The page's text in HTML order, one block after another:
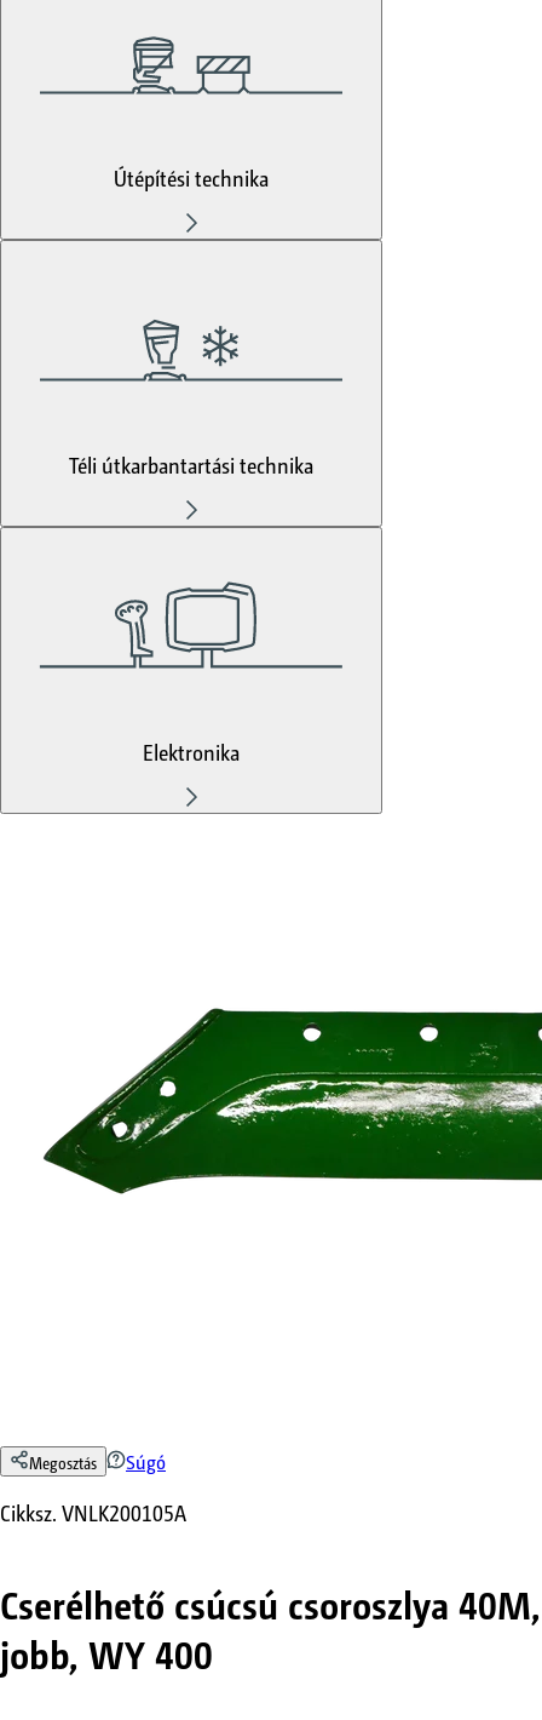
Útépítési technika
Téli útkarbantartási technika
Elektronika
Megosztás Súgó
Cikksz. VNLK200105A
Cserélhető csúcsú csoroszlya 40M,
jobb, WY 400